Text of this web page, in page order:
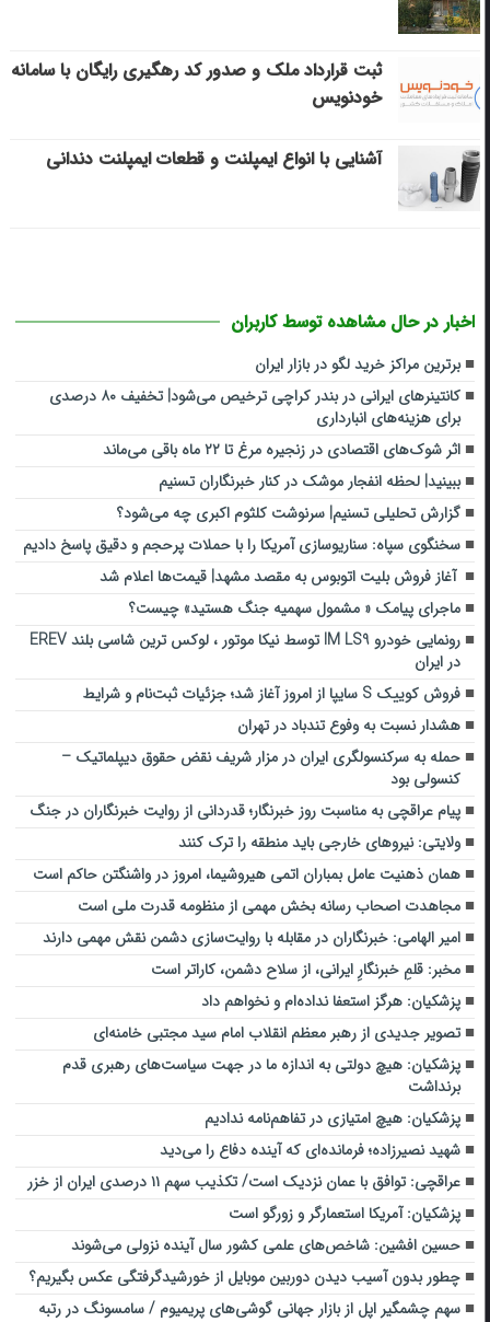
ثبت قرارداد ملک و صدور کد رهگیری رایگان با سامانه
خودنویس
آشنایی با انواع ایمپلنت و قطعات ایمپلنت دندانی
اخبار در حال مشاهده توسط کاربران
برترین مراکز خرید لگو در بازار ایران
کانتینرهای ایرانی در بندر کراچی ترخیص می‌شود| تخفیف ۸۰ درصدی
برای هزینه‌های انبارداری
اثر شوک‌های اقتصادی در زنجیره مرغ تا ۲۲ ماه باقی می‌ماند
ببینید| لحظه انفجار موشک‌ در کنار خبرنگاران تسنیم
گزارش تحلیلی تسنیم| سرنوشت کلثوم اکبری چه می‌شود؟
سخنگوی سپاه: سناریوسازی آمریکا را با حملات پرحجم‌‌ و دقیق‌ پاسخ دادیم
آغاز فروش بلیت اتوبوس به مقصد مشهد| قیمت‌ها اعلام شد
ماجرای پیامک « مشمول سهمیه جنگ هستید» چیست؟
رونمایی خودرو IM LS9 توسط نیکا موتور ، لوکس ترین شاسی بلند EREV
در ایران
فروش کوییک S سایپا از امروز آغاز شد؛ جزئیات ثبت‌نام و شرایط
هشدار نسبت به وفوع تندباد در تهران
حمله به سرکنسولگری ایران در مزار شریف نقض حقوق دیپلماتیک –
کنسولی بود
پیام عراقچی به مناسبت روز خبرنگار؛ قدردانی از روایت خبرنگاران در جنگ
ولایتی: نیروهای خارجی باید منطقه را ترک کنند
همان ذهنیت عامل بمباران اتمی هیروشیما، امروز در واشنگتن حاکم است
مجاهدت اصحاب رسانه بخش مهمی از منظومه قدرت ملی است
امیر الهامی: خبرنگاران در مقابله با روایت‌سازی دشمن نقش مهمی دارند
مخبر: قلمِ خبرنگارِ ایرانی، از سلاح دشمن، کاراتر است
پزشکیان: هرگز استعفا نداده‌ام و نخواهم داد
تصویر جدیدی از رهبر معظم انقلاب امام سید مجتبی خامنه‌ای
پزشکیان: هیچ دولتی به اندازه ما در جهت سیاست‌های رهبری قدم
برنداشت
پزشکیان: هیچ امتیازی در تفاهم‌نامه ندادیم
شهید نصیرزاده؛ فرمانده‌ای که آینده دفاع را می‌دید
عراقچی: توافق با عمان نزدیک است/ تکذیب سهم ۱۱ درصدی ایران از خزر
پزشکیان: آمریکا استعمارگر و زورگو است
حسین افشین: شاخص‌های علمی کشور سال آینده نزولی می‌شوند
چطور بدون آسیب دیدن دوربین موبایل از خورشیدگرفتگی عکس بگیریم؟
سهم چشمگیر اپل از بازار جهانی گوشی‌های پریمیوم / سامسونگ در رتبه